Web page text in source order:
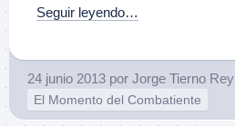
Seguir leyendo…
24 junio 2013 por Jorge Tierno Rey
El Momento del Combatiente